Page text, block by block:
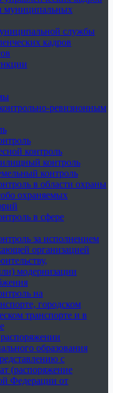
муниципальных
службы
кадров
ревизионным
контроль
контроль
контроль
в области охраны
охраняемых
в сфере
за исполнением
организацией
модернизации
на
городском
транспорте и в
образования
с
(распоряжение
Федерации от